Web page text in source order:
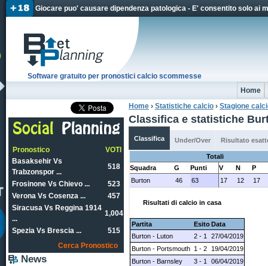
Giocare puo' causare dipendenza patologica - E' consentito solo ai
Software gratuito per pronostici calcio scommesse
Home
Tu sei qui
Home › Statistiche calcio › Stagione
Classifica e statistiche
Classifica Under/Over Risultato
Totali
Squadra
G Punti V N
P
Burton
46 63 17 12 17
Risultati di calcio in casa
Partita EsitoData
Burton - Luton
2 - 1
27/04/2019
Burton - Portsmouth 1 - 2
19/04/2019
Burton - Barnsley
3 - 1
06/04/2019
Pronostico
VOTI
Basaksehir Vs
Trabzonspor ...
518
Frosinone Vs Chievo ...
523
Verona Vs Cosenza ...
457
Siracusa Vs Reggina 1914
...
1,004
Spezia Vs Brescia ...
515
Cerca Pronostico
News